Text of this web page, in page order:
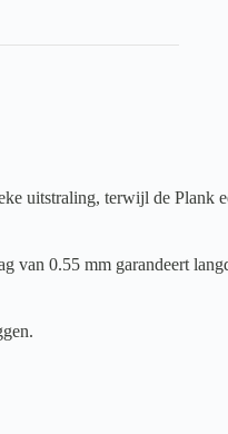
uitstraling, terwijl de Plank
van 0.55 mm garandeert